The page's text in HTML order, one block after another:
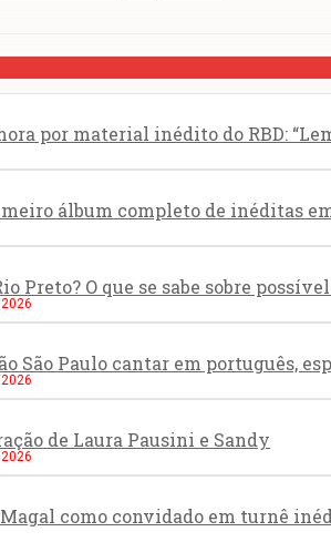
por material inédito do RBD:
álbum completo de inéditas
Preto? O que se sabe sobre
São Paulo cantar em português,
de Laura Pausini e Sandy
como convidado em turnê